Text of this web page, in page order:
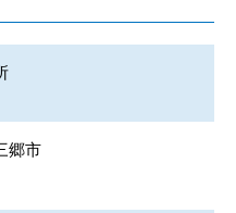
郷市